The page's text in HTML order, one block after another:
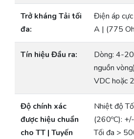
Trở kháng Tải tối
đa:
Điện áp
A | (775
Tín hiệu Đầu ra:
Dòng: 4-
nguồn
VDC hoặc
Độ chính xác
được hiệu chuẩn
cho TT | Tuyến
Nhiệt độ
(260ºC):
Tối đa >